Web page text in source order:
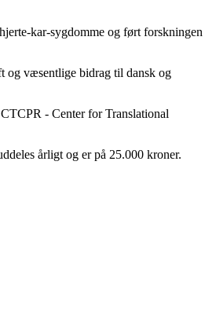
kar-sygdomme og ført forskningen
og væsentlige bidrag til dansk og
- Center for Translational
årligt og er på 25.000 kroner.